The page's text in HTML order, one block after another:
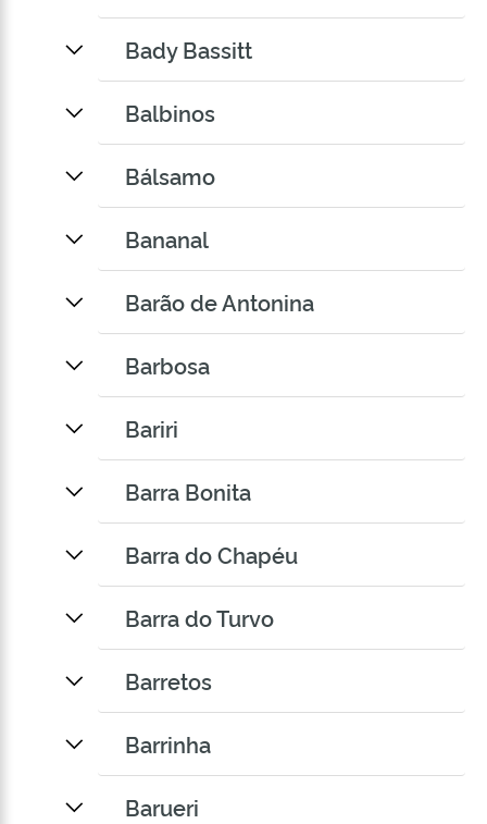
Bady Bassitt
Balbinos
Bálsamo
Bananal
Barão de Antonina
Barbosa
Bariri
Barra Bonita
Barra do Chapéu
Barra do Turvo
Barretos
Barrinha
Barueri